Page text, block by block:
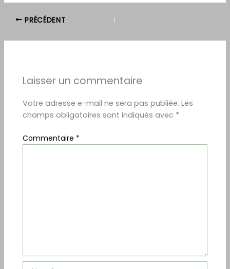
PRÉCÉDENT
Laisser un commentaire
Votre adresse e-mail ne sera pas publiée. Les
champs obligatoires sont indiqués avec *
Commentaire *